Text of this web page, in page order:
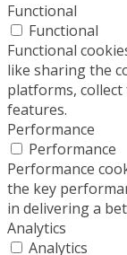
Functional
Functional
Functional
like sharing the
platforms,
features.
Performance
Performance
Performance
the key
in delivering a
Analytics
Analytics